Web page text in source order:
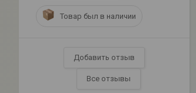
Товар был в наличии
Добавить отзыв
Все отзывы